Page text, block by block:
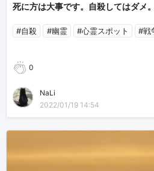
死に方は大事です。自殺してはダメ
#自殺 #幽霊 #心霊スポット #戦
0
NaLi
2022/01/19 14:54